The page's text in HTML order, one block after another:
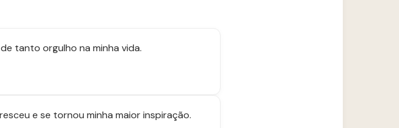
tanto orgulho na minha vida.
e se tornou minha maior inspiração.